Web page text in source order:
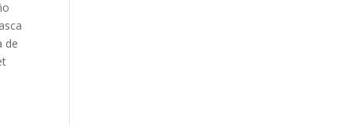
de